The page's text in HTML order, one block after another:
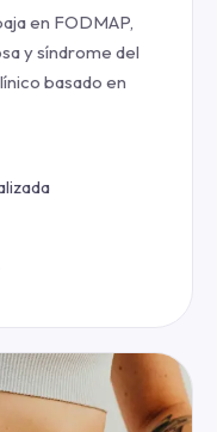
en FODMAP,
y síndrome del
basado en